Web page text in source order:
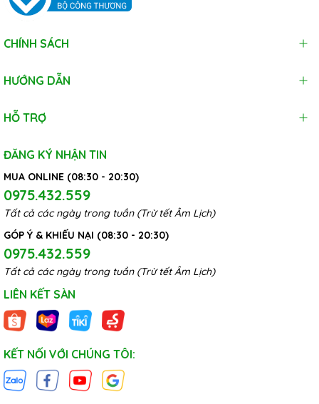
CHÍNH SÁCH
HƯỚNG DẪN
HỖ TRỢ
ĐĂNG KÝ NHẬN TIN
MUA ONLINE (08:30 - 20:30)
0975.432.559
Tất cả các ngày trong tuần (Trừ tết Âm Lịch)
GÓP Ý & KHIẾU NẠI (08:30 - 20:30)
0975.432.559
Tất cả các ngày trong tuần (Trừ tết Âm Lịch)
LIÊN KẾT SÀN
KẾT NỐI VỚI CHÚNG TÔI: